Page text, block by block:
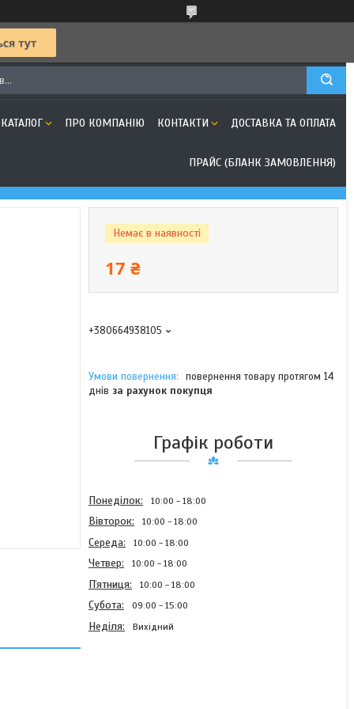
КАТАЛОГ ПРО КОМПАНІЮ КОНТАКТИ ДОСТАВКА ТА ОПЛАТА
ПРАЙС (БЛАНК ЗАМОВЛЕННЯ)
Немає в наявності
17 ₴
+380664938105
повернення товару протягом 14
днів за рахунок покупця
Графік роботи
Понеділок 10:00 18:00
Вівторок 10:00 18:00
Середа 10:00 18:00
Четвер 10:00 18:00
Пʼятниця 10:00 18:00
Субота 09:00 15:00
Неділя Вихідний